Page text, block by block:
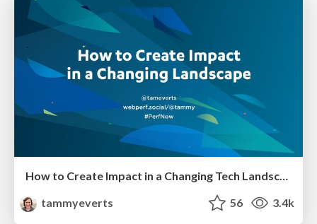
How to Create Impact in a Changing Tech Landscape [PerfNow 2023]
tammyeverts
56 3.4k